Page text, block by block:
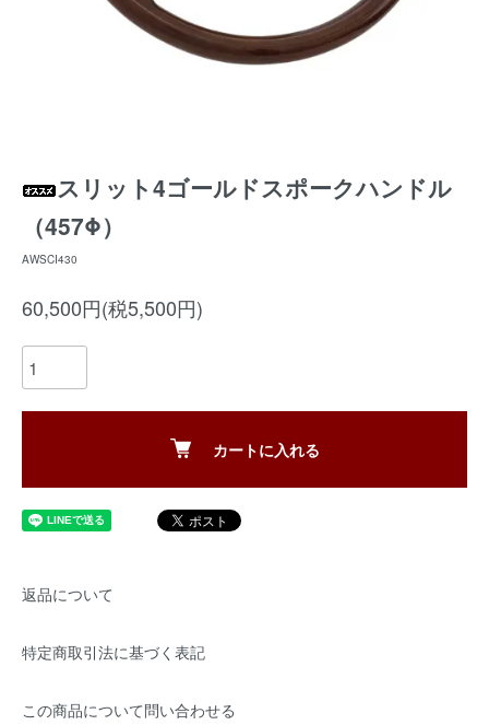
スリット4ゴールドスポークハンドル
（457Φ）
AWSCI430
60,500円(税5,500円)
カートに入れる
返品について
特定商取引法に基づく表記
この商品について問い合わせる